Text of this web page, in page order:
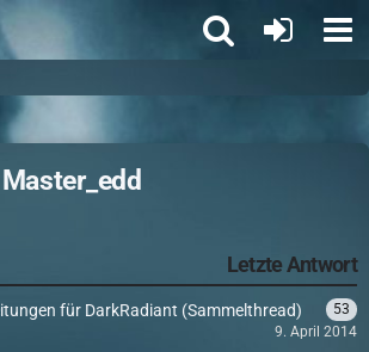
Letzte Antwort
für DarkRadiant (Sammelthread)
53
9. April 2014